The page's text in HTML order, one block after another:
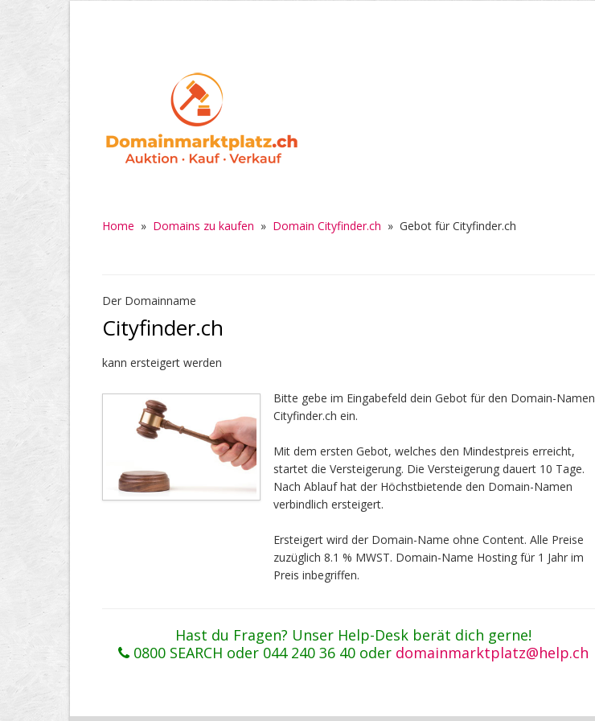
Home » Domains zu kaufen » Domain Cityfinder.ch » Gebot für Cityfinder.ch
Der Domainname
Cityfinder.ch
kann ersteigert werden
Bitte gebe im Eingabefeld dein Gebot für den Domain-Namen
Cityfinder.ch ein.
Mit dem ersten Gebot, welches den Mindestpreis erreicht,
startet die Versteigerung. Die Versteigerung dauert 10 Tage.
Nach Ablauf hat der Höchstbietende den Domain-Namen
verbindlich ersteigert.
Ersteigert wird der Domain-Name ohne Content. Alle Preise
zuzüglich 8.1 % MWST. Domain-Name Hosting für 1 Jahr im
Preis inbegriffen.
Hast du Fragen? Unser Help-Desk berät dich gerne!
0800 SEARCH oder 044 240 36 40 oder domainmarktplatz@help.ch